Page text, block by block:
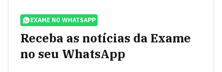
EXAME NO WHATSAPP
Receba as notícias da Exame
no seu WhatsApp